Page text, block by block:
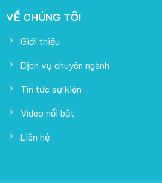
VỀ CHÚNG TÔI
Giới thiệu
Dịch vụ chuyên ngành
Tin tức sự kiện
Video nổi bật
Liên hệ